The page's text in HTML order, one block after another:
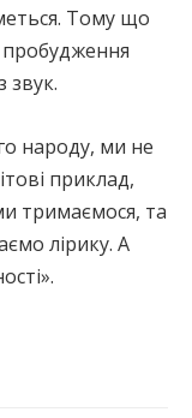
Тому що
звук.
народу, ми не
приклад,
тримаємося, та
лірику. А